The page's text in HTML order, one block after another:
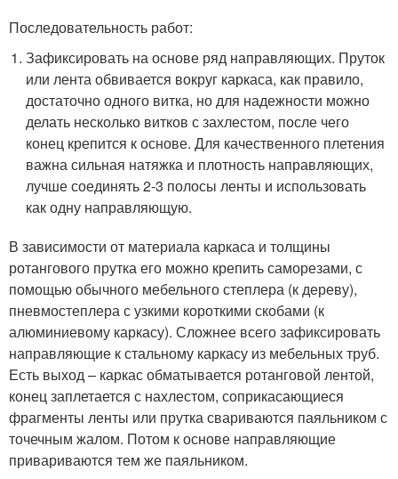
Последовательность работ:
Зафиксировать на основе ряд направляющих. Пруток
или лента обвивается вокруг каркаса, как правило,
достаточно одного витка, но для надежности можно
делать несколько витков с захлестом, после чего
конец крепится к основе. Для качественного плетения
важна сильная натяжка и плотность направляющих,
лучше соединять 2-3 полосы ленты и использовать
как одну направляющую.
В зависимости от материала каркаса и толщины
ротангового прутка его можно крепить саморезами, с
помощью обычного мебельного степлера (к дереву),
пневмостеплера с узкими короткими скобами (к
алюминиевому каркасу). Сложнее всего зафиксировать
направляющие к стальному каркасу из мебельных труб.
Есть выход – каркас обматывается ротанговой лентой,
конец заплетается с нахлестом, соприкасающиеся
фрагменты ленты или прутка свариваются паяльником с
точечным жалом. Потом к основе направляющие
привариваются тем же паяльником.